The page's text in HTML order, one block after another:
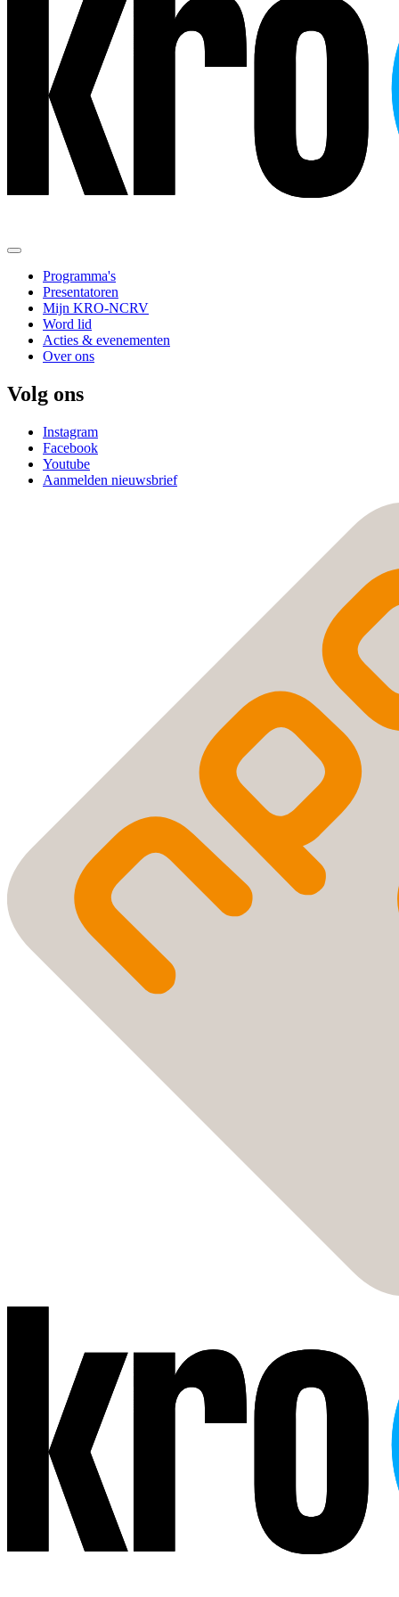
Programma's
Presentatoren
Mijn KRO-NCRV
Word lid
Acties & evenementen
Over ons
Volg ons
Instagram
Facebook
Youtube
Aanmelden nieuwsbrief